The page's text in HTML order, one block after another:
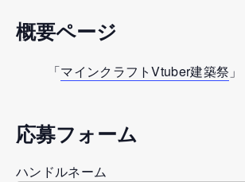
概要ページ
マインクラフトVtuber建築祭
応募フォーム
ハンドルネーム